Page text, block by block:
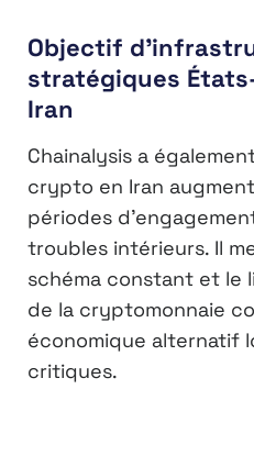
Objectif
stratégiques
Iran
Chainalysis a
crypto en Iran
périodes
troubles intérieurs. Il
schéma constant et le
de la cryptomonnaie
économique alternatif
critiques.